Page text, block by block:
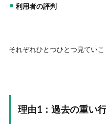
利用者の評判
それぞれひとつひとつ見ていこ
理由1：過去の重い